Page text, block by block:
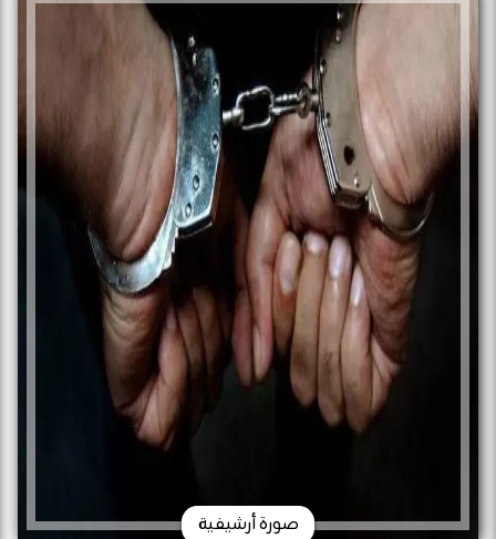
صورة أرشيفية